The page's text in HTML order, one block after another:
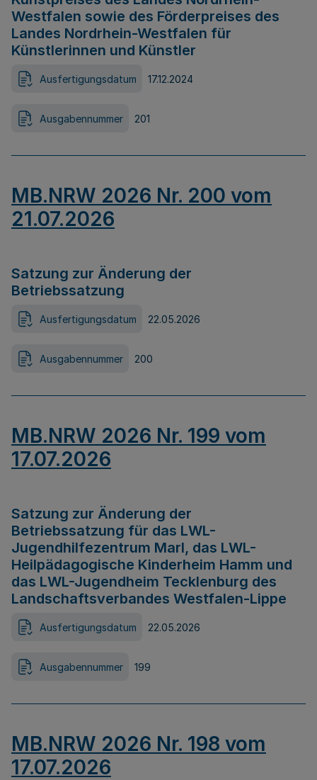
Westfalen sowie des Förderpreises des
Landes Nordrhein-Westfalen für
Künstlerinnen und Künstler
Ausfertigungsdatum 17.12.2024
Ausgabennummer 201
MB.NRW 2026 Nr. 200 vom
21.07.2026
Satzung zur Änderung der
Betriebssatzung
Ausfertigungsdatum 22.05.2026
Ausgabennummer 200
MB.NRW 2026 Nr. 199 vom
17.07.2026
Satzung zur Änderung der
Betriebssatzung für das LWL-
Jugendhilfezentrum Marl, das LWL-
Heilpädagogische Kinderheim Hamm und
das LWL-Jugendheim Tecklenburg des
Landschaftsverbandes Westfalen-Lippe
Ausfertigungsdatum 22.05.2026
Ausgabennummer 199
MB.NRW 2026 Nr. 198 vom
17.07.2026